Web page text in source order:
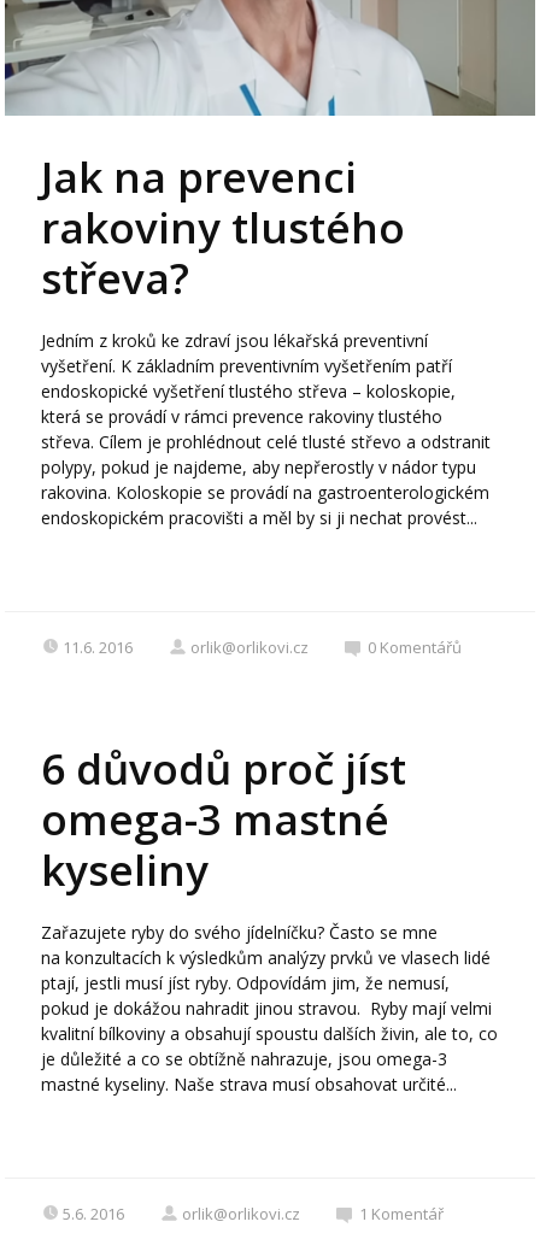
Jak na prevenci
rakoviny tlustého
střeva?
Jedním z kroků ke zdraví jsou lékařská preventivní
vyšetření. K základním preventivním vyšetřením patří
endoskopické vyšetření tlustého střeva – koloskopie,
která se provádí v rámci prevence rakoviny tlustého
střeva. Cílem je prohlédnout celé tlusté střevo a odstranit
polypy, pokud je najdeme, aby nepřerostly v nádor typu
rakovina. Koloskopie se provádí na gastroenterologickém
endoskopickém pracovišti a měl by si ji nechat provést...
11.6. 2016 orlik@orlikovi.cz 0 Komentářů
6 důvodů proč jíst
omega-3 mastné
kyseliny
Zařazujete ryby do svého jídelníčku? Často se mne
na konzultacích k výsledkům analýzy prvků ve vlasech lidé
ptají, jestli musí jíst ryby. Odpovídám jim, že nemusí,
pokud je dokážou nahradit jinou stravou. Ryby mají velmi
kvalitní bílkoviny a obsahují spoustu dalších živin, ale to, co
je důležité a co se obtížně nahrazuje, jsou omega-3
mastné kyseliny. Naše strava musí obsahovat určité...
5.6. 2016 orlik@orlikovi.cz 1 Komentář